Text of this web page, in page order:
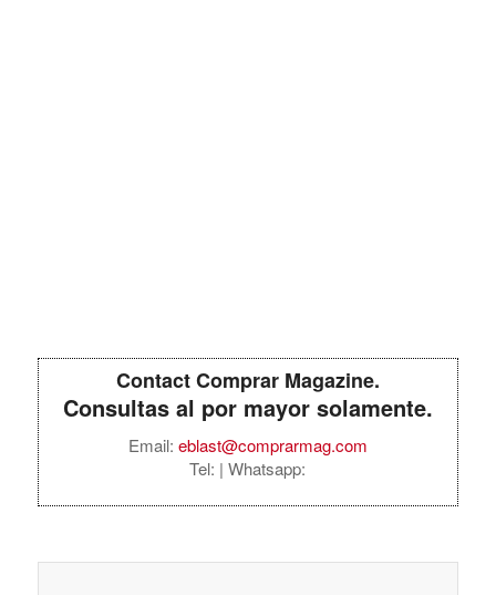
Contact Comprar Magazine.
Consultas al por mayor solamente.
Email: eblast@comprarmag.com
Tel: | Whatsapp: